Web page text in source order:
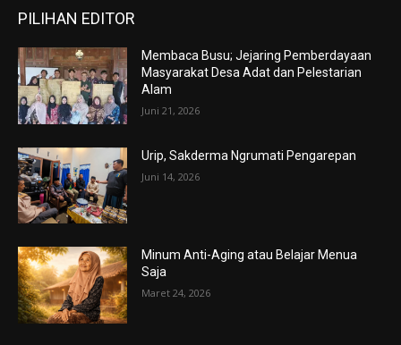
PILIHAN EDITOR
Membaca Busu; Jejaring Pemberdayaan
Masyarakat Desa Adat dan Pelestarian
Alam
Juni 21, 2026
Urip, Sakderma Ngrumati Pengarepan
Juni 14, 2026
Minum Anti-Aging atau Belajar Menua
Saja
Maret 24, 2026